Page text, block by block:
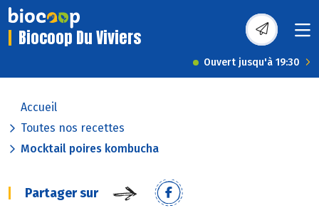
Biocoop Du Viviers
Ouvert jusqu'à 19:30
Accueil
Toutes nos recettes
Mocktail poires kombucha
Partager sur